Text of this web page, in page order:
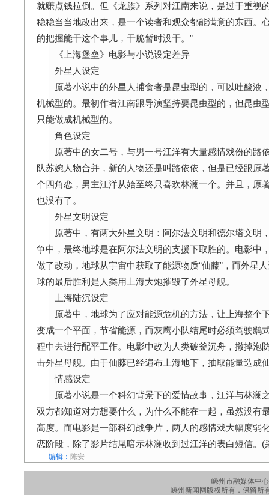
就赚点钱拉倒。但《龙族》系列对江南来说，是过于重视
稳稳当当地改出来，是一个读者和观众都能满意的东西。
的把握能干这个事儿，干脆暂时没干。”
《上海堡垒》电影与小说设定差异
外星人设定
原著小说中的外星人捕食者是昆虫型的，可以吐酸液
机械型的。最初作者江南跟导演坚持要昆虫型的，但昆虫
只能做成机械型的。
角色设定
原著中的女二号，与男一号江洋有大量感情戏份的路
队苏婉人物合并，新的人物还是叫路依依，但是已经跟原
个四角恋，男主江洋从始至终只喜欢林澜一个。并且，原
也没有了。
外星文明设定
原著中，有两大外星文明：阿尔法文明和德尔塔文明
争中，最终地球是在阿尔法文明的支援下取胜的。电影中
做了改动，地球从宇宙中获取了能源物质“仙藤”，而外星
球的最后胜利是人类用上海大炮摧毁了外星母舰。
上海陆沉设定
原著中，地球为了应对能源危机的方法，让上海整个
变成一个平面，节省能源，而灰鹰小队结尾时必须驾驶鹞
程中去进行配平工作。电影中改为人类破釜沉舟，撤掉泡
击外星母舰。由于仙藤已经遍布上海地下，抽取能量造成
情感设定
原著小说是一个科幻背景下的爱情故事，江洋与林澜
双方都知道对方想要什么，为什么不能在一起，虽然没有
高度。而电影是一部科幻战争片，两人的感情戏大幅度弱
恋阶段，除了影片结尾暗示林澜收到过江洋的表白短信。(
编辑： 陈安
嵊州市融媒体中
嵊州新闻网版权所有．保留所